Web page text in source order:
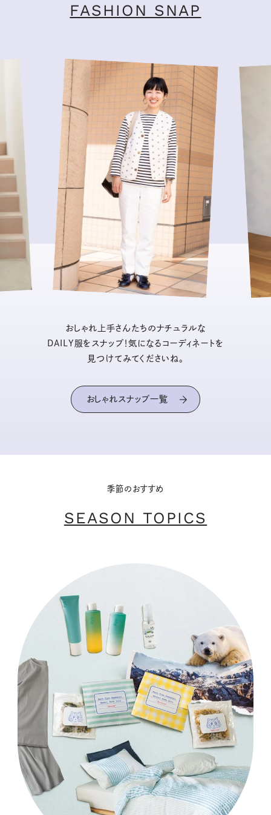
FASHION SNAP
おしゃれ上手さんたちのナチュラルな
DAILY服をスナップ！気になるコーディネートを
見つけてみてくださいね。
おしゃれスナップ一覧
季節のおすすめ
SEASON TOPICS